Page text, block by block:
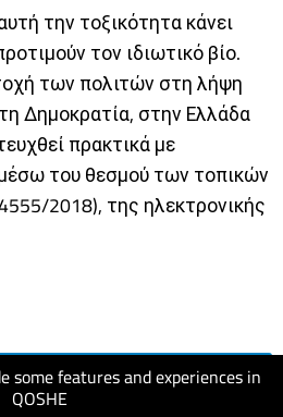
some features and experiences in
QOSHE
την τοξικότητα κάνει
τον ιδιωτικό βίο.
των πολιτών στη λήψη
Δημοκρατία, στην Ελλάδα
πρακτικά με
του θεσμού των τοπικών
2018), της ηλεκτρονικής